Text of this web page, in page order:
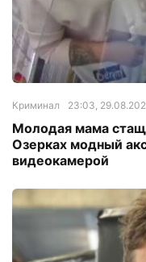
Криминал 23:03,
Молодая мама
Озерках модный
видеокамерой